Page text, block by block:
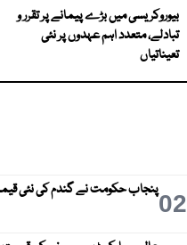
بیوروکریسی میں بڑے پیمانے پر تقرر و
تبادلے، متعدد اہم عہدوں پر نئی
تعیناتیاں
02پنجاب حکومت نے گندم کی نئی